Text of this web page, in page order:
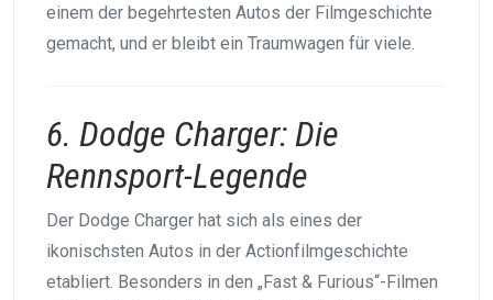
einem der begehrtesten Autos der Filmgeschichte
gemacht, und er bleibt ein Traumwagen für viele.
6. Dodge Charger: Die
Rennsport-Legende
Der Dodge Charger hat sich als eines der
ikonischsten Autos in der Actionfilmgeschichte
etabliert. Besonders in den „Fast & Furious“-Filmen